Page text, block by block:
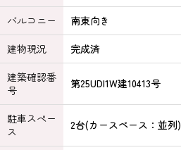
バルコニー
南東向き
建物現況
完成済
建築確認番
号
第25UDI1W建10413号
駐車スペー
ス
2台(カースペース：並列)